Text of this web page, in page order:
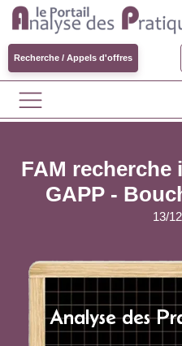
Recherche / Appels d'offres
FAM
GAPP -
13/
Analyse des